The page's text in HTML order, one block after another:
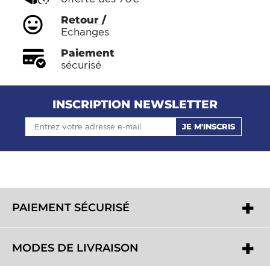
Retour /
Echanges
Paiement
sécurisé
INSCRIPTION NEWSLETTER
JE M'INSCRIS
PAIEMENT SÉCURISÉ
MODES DE LIVRAISON